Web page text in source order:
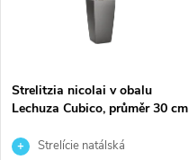
Strelitzia nicolai v obalu
Lechuza Cubico, průměr 30 cm
Strelície natálská